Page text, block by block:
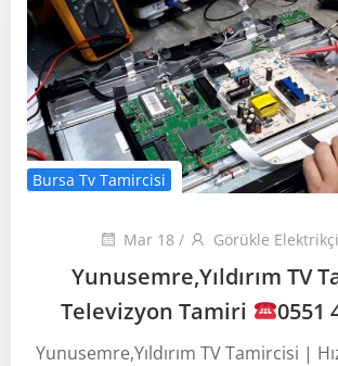
Bursa Tv Tamircisi
Mar 18 / Görükle Elektrikçi
Yunusemre,Yıldırım TV
Televizyon Tamiri
0551
Yunusemre,Yıldırım TV Tamircisi |